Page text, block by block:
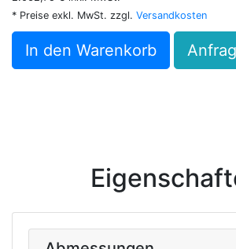
* Preise exkl. MwSt. zzgl. Versandkosten
In den Warenkorb